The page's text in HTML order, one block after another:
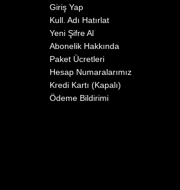
Giriş Yap
Kull. Adı Hatırlat
Yeni Şifre Al
Abonelik Hakkında
Paket Ücretleri
Hesap Numaralarımız
Kredi Kartı (Kapalı)
Ödeme Bildirimi